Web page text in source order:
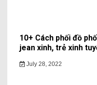
10+ Cách phối đồ
jean xinh, trẻ xinh
July 28, 2022